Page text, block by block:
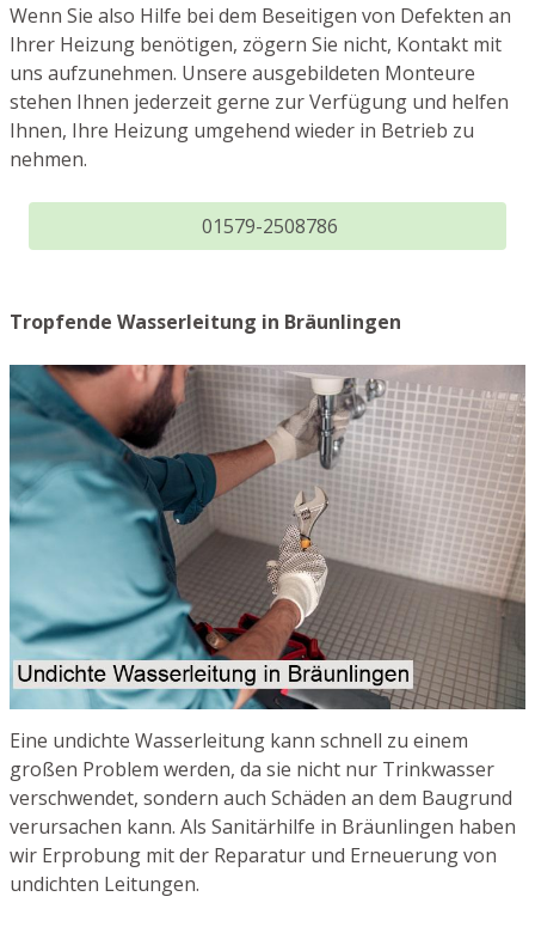
Wenn Sie also Hilfe bei dem Beseitigen von Defekten an
Ihrer Heizung benötigen, zögern Sie nicht, Kontakt mit
uns aufzunehmen. Unsere ausgebildeten Monteure
stehen Ihnen jederzeit gerne zur Verfügung und helfen
Ihnen, Ihre Heizung umgehend wieder in Betrieb zu
nehmen.
01579-2508786
Tropfende Wasserleitung in Bräunlingen
Eine undichte Wasserleitung kann schnell zu einem
großen Problem werden, da sie nicht nur Trinkwasser
verschwendet, sondern auch Schäden an dem Baugrund
verursachen kann. Als Sanitärhilfe in Bräunlingen haben
wir Erprobung mit der Reparatur und Erneuerung von
undichten Leitungen.